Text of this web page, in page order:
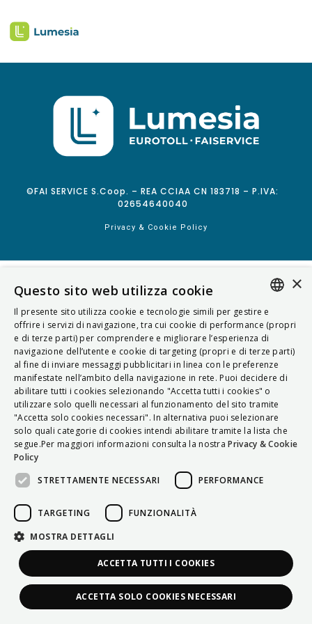
©FAI SERVICE S.Coop. – REA CCIAA CN 183718 – P.IVA:
02654640040
Privacy & Cookie Policy
ITALIAN
ENGLISH
FRENCH
HUNGARIAN
DEUTSCH
POLSKI
PORTUGUÊS
×
Questo sito web utilizza cookie
Il presente sito utilizza cookie e tecnologie simili per gestire e
offrire i servizi di navigazione, tra cui cookie di performance (propri
e di terze parti) per comprendere e migliorare l’esperienza di
navigazione dell’utente e cookie di targeting (propri e di terze parti)
al fine di inviare messaggi pubblicitari in linea con le preferenze
manifestate nell’ambito della navigazione in rete. Puoi decidere di
abilitare tutti i cookies selezionando "Accetta tutti i cookies" o
utilizzare solo quelli necessari al funzionamento del sito tramite
"Accetta solo cookies necessari". In alternativa puoi selezionare
solo quali categorie di cookies intendi abilitare tramite la lista che
segue.Per maggiori informazioni consulta la nostra Privacy & Cookie
Policy
STRETTAMENTE NECESSARI
PERFORMANCE
TARGETING FUNZIONALITÀ
MOSTRA DETTAGLI
ACCETTA TUTTI I COOKIES
ACCETTA SOLO COOKIES NECESSARI